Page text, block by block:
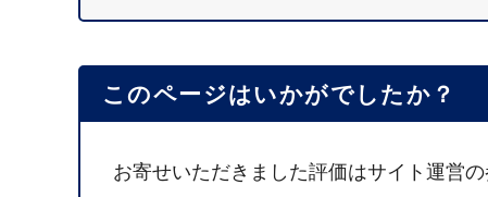
このページはいかがでしたか？
お寄せいただきました評価はサイト運営の